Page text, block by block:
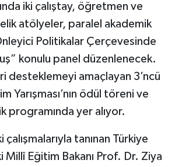
iki çalıştay, öğretmen ve
atölyeler, paralel akademik
Politikalar Çerçevesinde
konulu panel düzenlenecek.
desteklemeyi amaçlayan 3’ncü
Yarışması’nın ödül töreni ve
programında yer alıyor.
çalışmalarıyla tanınan Türkiye
Millî Eğitim Bakanı Prof. Dr. Ziya